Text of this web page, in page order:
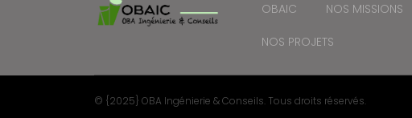
OBAIC NOS MISSIONS
NOS PROJETS
© {2025} OBA Ingénierie & Conseils. Tous droits réservés.